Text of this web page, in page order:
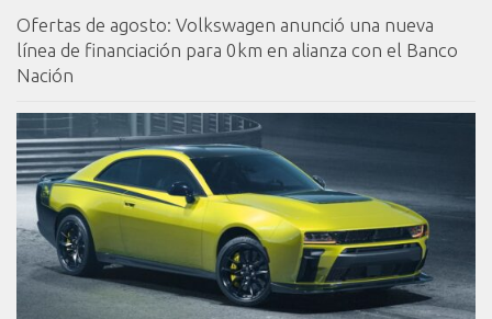
Ofertas de agosto: Volkswagen anunció una nueva
línea de financiación para 0km en alianza con el Banco
Nación